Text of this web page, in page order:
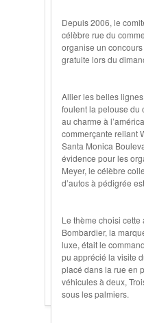
Depuis 2006, le
célèbre rue du
organise un concours
gratuite lors du
Allier les belles
foulent la pelouse du
au charme à
commerçante reliant
Santa Monica
évidence pour les
Meyer, le célèbre
d’autos à pédigrée
Le thème choisi cette
Bombardier, la
luxe, était le
pu apprécié la visite
placé dans la rue en
véhicules à deux,
sous les palmiers.